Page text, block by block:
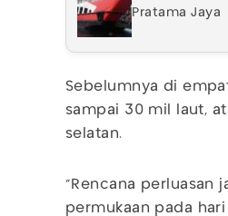
Pratama Jaya
Sebelumnya di
sampai 30 mil laut,
selatan.
"Rencana perluasan
permukaan pada